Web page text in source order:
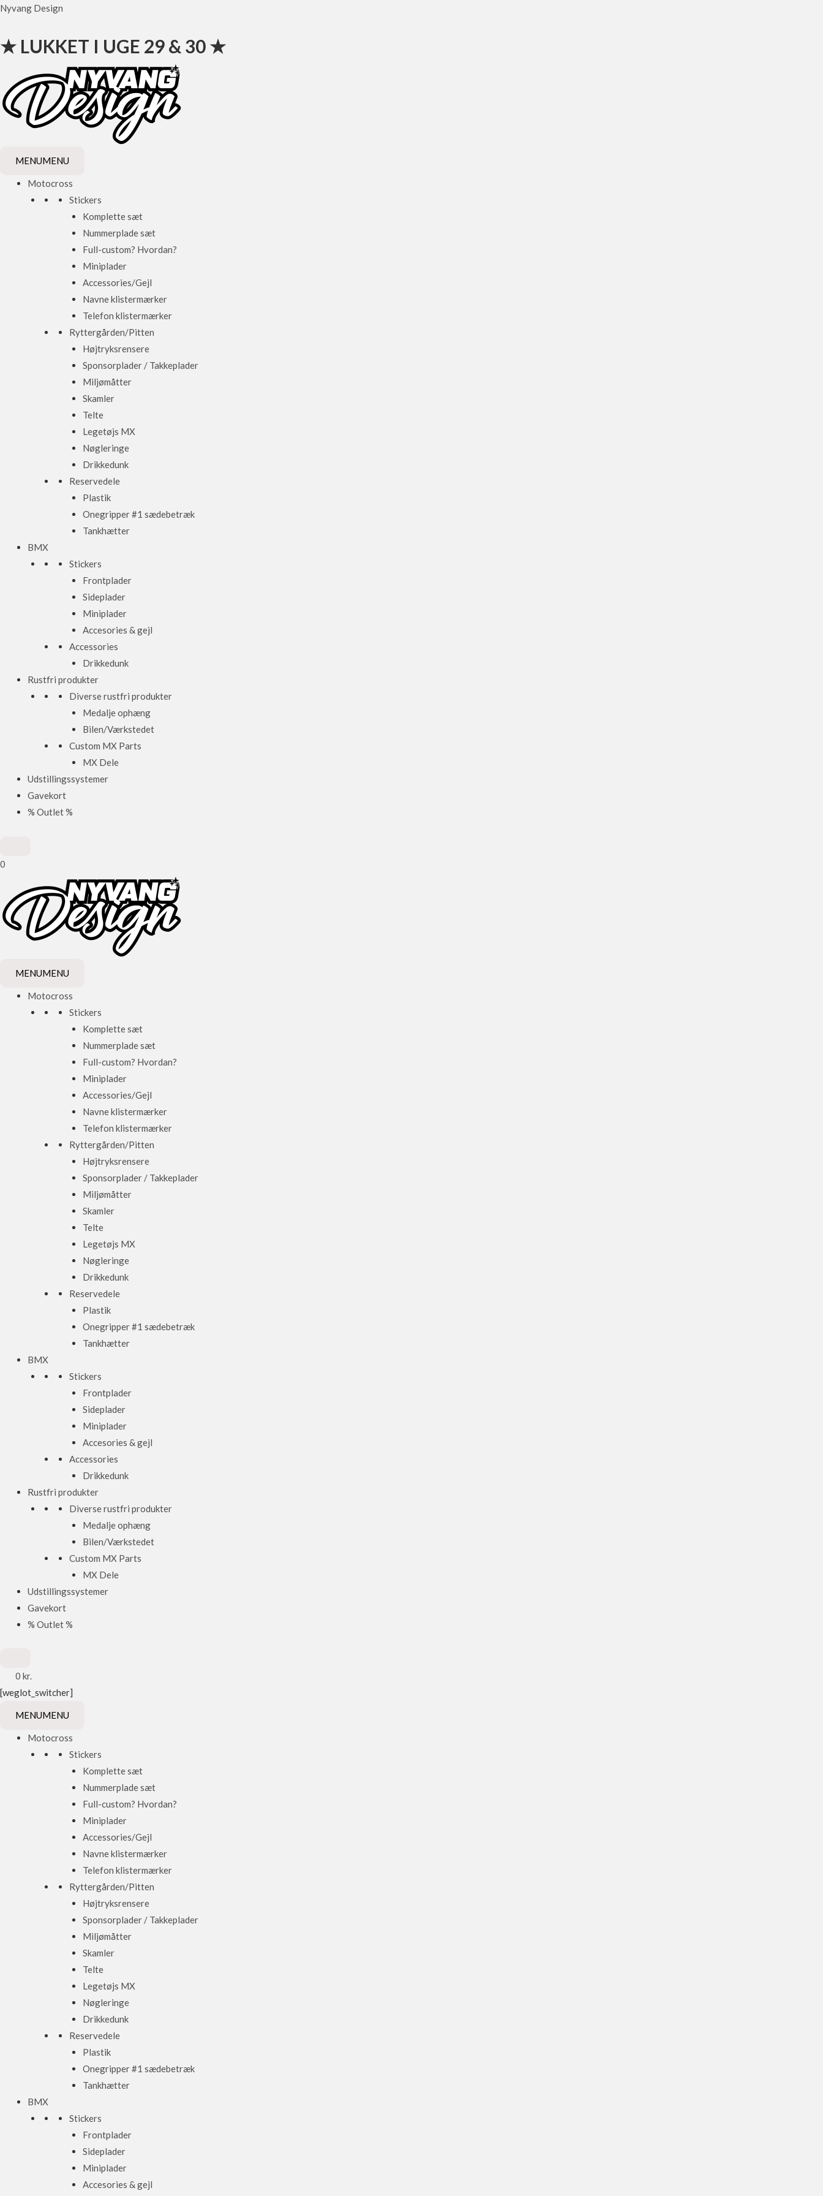
Gå
indholdet
Nyvang Design
★ LUKKET I UGE 29 & 30 ★
MENUMENU
Motocross
Stickers
Komplette sæt
Nummerplade sæt
Full-custom? Hvordan?
Miniplader
Accessories/Gejl
Navne klistermærker
Telefon klistermærker
Ryttergården/Pitten
Højtryksrensere
Sponsorplader / Takkeplader
Miljømåtter
Skamler
Telte
Legetøjs MX
Nøgleringe
Drikkedunk
Reservedele
Plastik
Onegripper #1 sædebetræk
Tankhætter
BMX
Stickers
Frontplader
Sideplader
Miniplader
Accesories & gejl
Accessories
Drikkedunk
Rustfri produkter
Diverse rustfri produkter
Medalje ophæng
Bilen/Værkstedet
Custom MX Parts
MX Dele
Udstillingssystemer
Gavekort
% Outlet %
0
MENUMENU
Motocross
Stickers
Komplette sæt
Nummerplade sæt
Full-custom? Hvordan?
Miniplader
Accessories/Gejl
Navne klistermærker
Telefon klistermærker
Ryttergården/Pitten
Højtryksrensere
Sponsorplader / Takkeplader
Miljømåtter
Skamler
Telte
Legetøjs MX
Nøgleringe
Drikkedunk
Reservedele
Plastik
Onegripper #1 sædebetræk
Tankhætter
BMX
Stickers
Frontplader
Sideplader
Miniplader
Accesories & gejl
Accessories
Drikkedunk
Rustfri produkter
Diverse rustfri produkter
Medalje ophæng
Bilen/Værkstedet
Custom MX Parts
MX Dele
Udstillingssystemer
Gavekort
% Outlet %
0 kr.
[weglot_switcher]
MENUMENU
Motocross
Stickers
Komplette sæt
Nummerplade sæt
Full-custom? Hvordan?
Miniplader
Accessories/Gejl
Navne klistermærker
Telefon klistermærker
Ryttergården/Pitten
Højtryksrensere
Sponsorplader / Takkeplader
Miljømåtter
Skamler
Telte
Legetøjs MX
Nøgleringe
Drikkedunk
Reservedele
Plastik
Onegripper #1 sædebetræk
Tankhætter
BMX
Stickers
Frontplader
Sideplader
Miniplader
Accesories & gejl